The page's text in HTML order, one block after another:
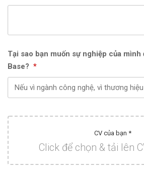
Tại sao bạn muốn sự nghiệp của
Base? *
CV của bạn *
Click để chọn & tải lên